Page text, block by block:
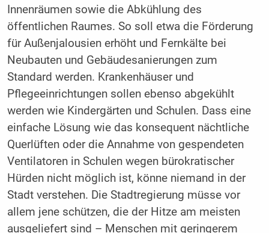
Innenräumen sowie die Abkühlung des
öffentlichen Raumes. So soll etwa die Förderung
für Außenjalousien erhöht und Fernkälte bei
Neubauten und Gebäudesanierungen zum
Standard werden. Krankenhäuser und
Pflegeeinrichtungen sollen ebenso abgekühlt
werden wie Kindergärten und Schulen. Dass eine
einfache Lösung wie das konsequent nächtliche
Querlüften oder die Annahme von gespendeten
Ventilatoren in Schulen wegen bürokratischer
Hürden nicht möglich ist, könne niemand in der
Stadt verstehen. Die Stadtregierung müsse vor
allem jene schützen, die der Hitze am meisten
ausgeliefert sind – Menschen mit geringerem